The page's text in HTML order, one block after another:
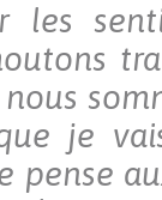
les
je
pense